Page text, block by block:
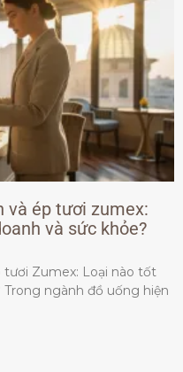
và ép tươi zumex:
và sức khỏe?
tươi Zumex: Loại nào tốt
ngành đồ uống hiện